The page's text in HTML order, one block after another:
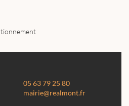
05 63 79 25 80
mairie@realmont.fr